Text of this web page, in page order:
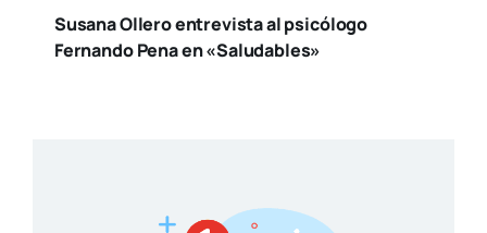
Susana Ollero entrevista al psicólogo
Fernando Pena en «Saludables»